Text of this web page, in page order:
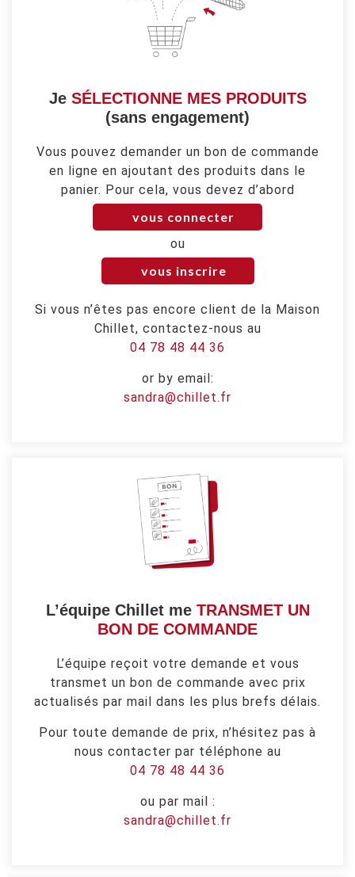
Je SÉLECTIONNE MES PRODUITS
(sans engagement)
Vous pouvez demander un bon de commande
en ligne en ajoutant des produits dans le
panier. Pour cela, vous devez d’abord
vous connecter
ou
vous inscrire
Si vous n’êtes pas encore client de la Maison
Chillet, contactez-nous au
04 78 48 44 36
or by email:
sandra@chillet.fr
L’équipe Chillet me TRANSMET UN
BON DE COMMANDE
L’équipe reçoit votre demande et vous
transmet un bon de commande avec prix
actualisés par mail dans les plus brefs délais.
Pour toute demande de prix, n’hésitez pas à
nous contacter par téléphone au
04 78 48 44 36
ou par mail :
sandra@chillet.fr